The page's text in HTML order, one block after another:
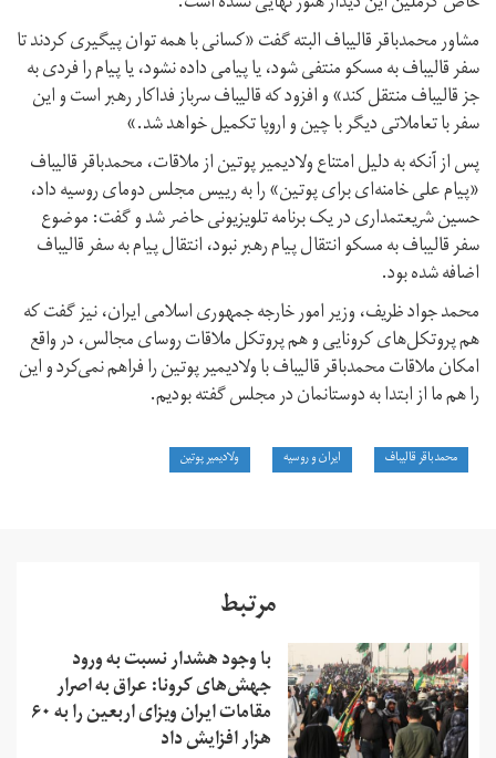
مشاور محمدباقر قالیباف البته گفت «کسانی با همه توان پیگیری کردند تا
سفر قالیباف به مسکو منتفی شود، یا پیامی داده نشود، یا پیام را فردی به
جز قالیباف منتقل کند» و افزود که قالیباف سرباز فداکار رهبر است و اين
سفر با تعاملاتی دیگر با چین و اروپا تکمیل خواهد شد.»
پس از آنکه به دلیل امتناع ولادیمیر پوتین از ملاقات، محمدباقر قالیباف
«پیام علی خامنه‌ای برای پوتین» را به رییس‌ مجلس دومای روسیه داد،
حسین شریعتمداری در یک برنامه تلویزیونی حاضر شد و گفت: موضوع
سفر قالیباف به مسکو انتقال پیام رهبر نبود، انتقال پیام به سفر قالیباف
اضافه شده بود.
محمد جواد ظریف، وزیر امور خارجه جمهوری اسلامی ایران، نیز گفت که
هم پروتکل‌های کرونایی و هم پروتکل ملاقات روسای مجالس، در واقع
امکان ملاقات محمدباقر قالیباف با ولادیمیر پوتین را فراهم نمی‌کرد و این
را هم ما از ابتدا به دوستانمان در مجلس گفته بودیم.
محمدباقر قالیباف ایران و روسیه ولادیمیر پوتین
مرتبط
با وجود هشدار نسبت به ورود
جهش‌‌های کرونا: عراق به اصرار
مقامات ایران ویزای اربعین را به ۶۰
هزار افزایش داد